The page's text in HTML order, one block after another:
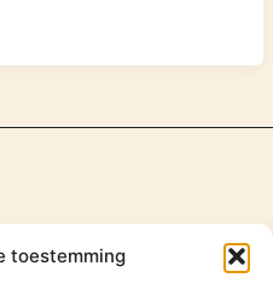
toestemming